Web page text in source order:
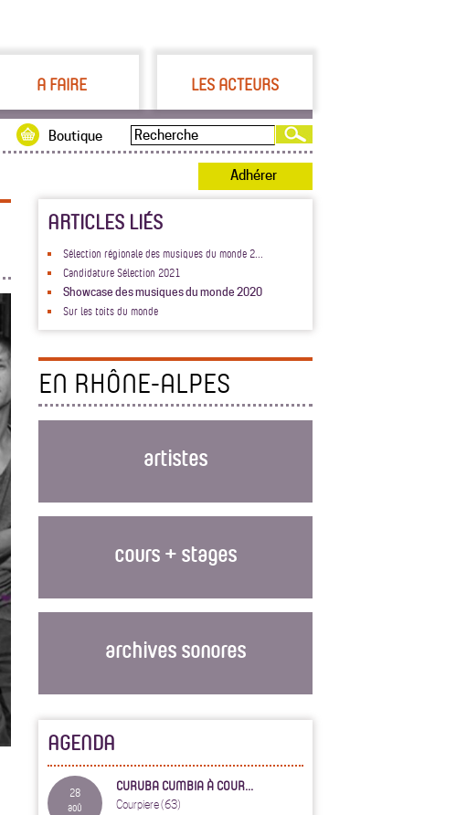
A FAIRE LES ACTEURS
Boutique
Adhérer
ARTICLES LIÉS
Sélection régionale des musiques du monde 2...
Candidature Sélection 2021
Showcase des musiques du monde 2020
Sur les toits du monde
EN RHÔNE-ALPES
artistes
cours + stages
archives sonores
AGENDA
28
aoû
CURUBA CUMBIA À COUR...
Courpiere (63)